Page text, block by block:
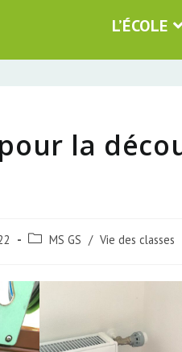
L’ÉCOLE
pour la
Post MS GS / Vie des classes